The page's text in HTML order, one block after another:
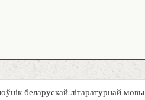
беларускай літаратурнай мовы